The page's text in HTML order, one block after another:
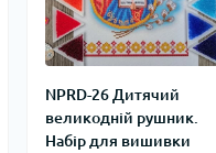
NPRD-26 Дитячий
великодній рушник.
Набір для вишивки